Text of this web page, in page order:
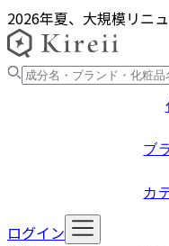
2026年夏、大規模リニ
ブ
カ
ログイン